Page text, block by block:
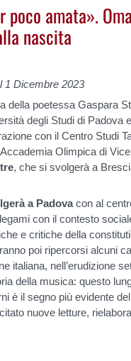
amata».
nascita
1 Dicembre 2023
della poetessa Gaspara
degli Studi di Padova
con il Centro Studi
Olimpica di
, che si svolgerà a
a Padovacon al
con il contesto
e critiche della
poi ripercorsi alcuni
italiana, nell’erudizione
della musica: questo
è il segno più evidente
nuove letture,